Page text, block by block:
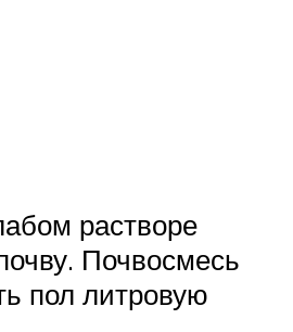
растворе
Почвосмесь
пол литровую